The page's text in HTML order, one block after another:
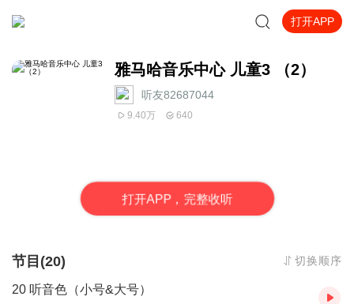
打开APP
雅马哈音乐中心 儿童3 （2）
听友82687044
9.40万 640
打开APP，完整收听
节目(20) 切换顺序
20 听音色（小号&大号）